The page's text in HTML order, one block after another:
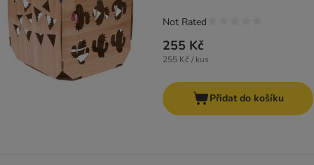
255 Kč
255 Kč / kus
Not Rated
Přidat do košíku